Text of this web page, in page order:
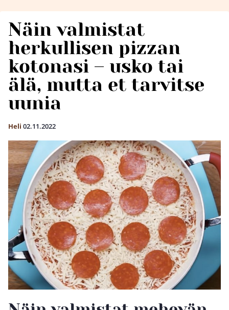
Näin valmistat
herkullisen pizzan
kotonasi – usko tai
älä, mutta et tarvitse
uunia
Heli 02.11.2022